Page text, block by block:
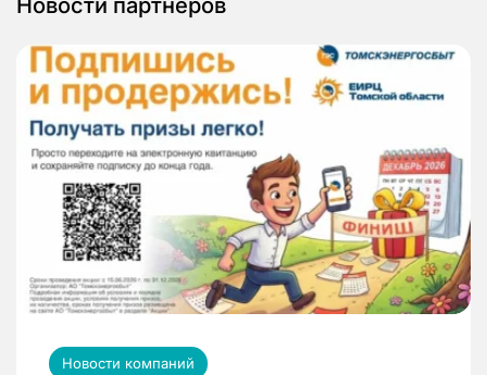
Новости партнеров
Новости компаний